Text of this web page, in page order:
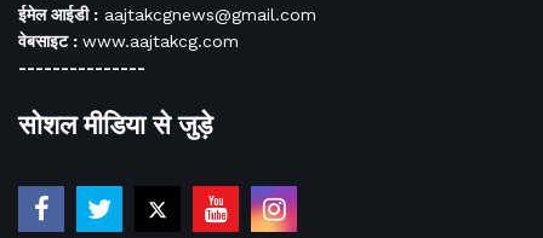
ईमेल आईडी : aajtakcgnews@gmail.com
वेबसाइट : www.aajtakcg.com
---------------
सोशल मीडिया से जुड़े